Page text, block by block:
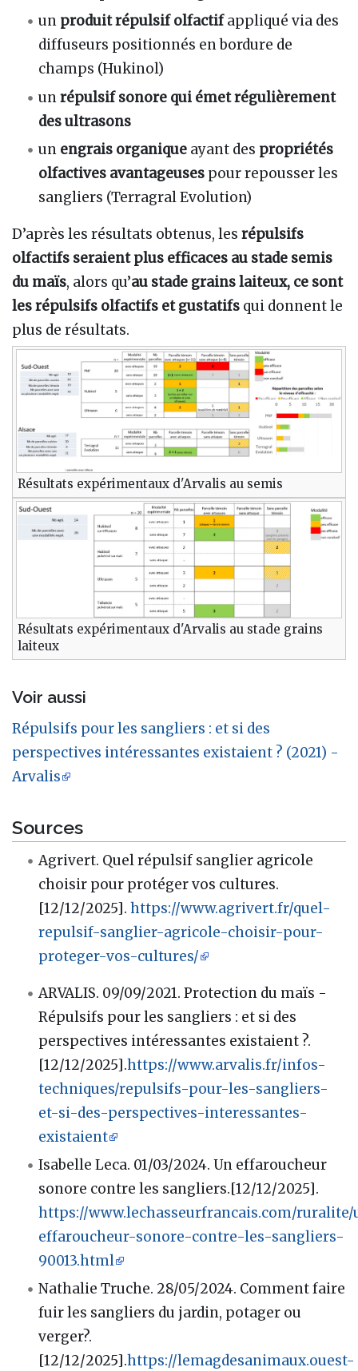
un produit répulsif olfactifappliqué via des
diffuseurs positionnés en bordure de
champs (Hukinol)
unrépulsif sonore qui émet régulièrement
des ultrasons
un engrais organique ayant des propriétés
olfactives avantageuses pour repousser les
sangliers (Terragral Evolution)
D’après les résultats obtenus, les répulsifs
olfactifs seraient plus efficaces au stade semis
du maïs, alors qu’au stade grains laiteux, ce sont
les répulsifs olfactifs et gustatifs qui donnent le
plus de résultats.
Résultats expérimentaux d'Arvalis au semis
Résultats expérimentaux d'Arvalis au stade grains
laiteux
Voir aussi
Répulsifs pour les sangliers : et si des
perspectives intéressantes existaient ? (2021) -
Arvalis
Sources
Agrivert. Quel répulsif sanglier agricole
choisir pour protéger vos cultures.
[12/12/2025].https://www.agrivert.fr/quel-
repulsif-sanglier-agricole-choisir-pour-
proteger-vos-cultures/
ARVALIS. 09/09/2021. Protection du maïs -
Répulsifs pour les sangliers : et si des
perspectives intéressantes existaient ?.
[12/12/2025].https://www.arvalis.fr/infos-
techniques/repulsifs-pour-les-sangliers-
et-si-des-perspectives-interessantes-
existaient
Isabelle Leca. 01/03/2024. Un effaroucheur
sonore contre les sangliers.[12/12/2025].
https://www.lechasseurfrancais.com/
effaroucheur-sonore-contre-les-sangliers-
90013.html
Nathalie Truche. 28/05/2024. Comment faire
fuir les sangliers du jardin, potager ou
verger?.
[12/12/2025].https://lemagdesanimaux.ouest-